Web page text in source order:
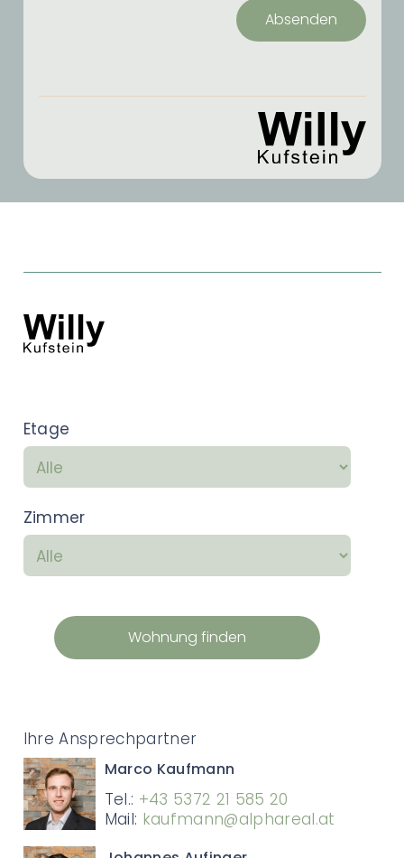
Absenden
Etage
Zimmer
Wohnung finden
Ihre Ansprechpartner
Marco Kaufmann
Tel.: +43 5372 21 585 20
Mail: kaufmann@alphareal.at